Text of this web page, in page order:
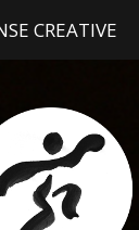
CREATIVE